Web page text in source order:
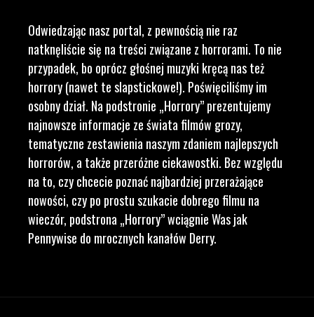
Odwiedzając nasz portal, z pewnością nie raz
natknęliście się na treści związane z horrorami. To nie
przypadek, bo oprócz głośnej muzyki kręcą nas też
horrory (nawet te slapstickowe!). Poświęciliśmy im
osobny dział. Na podstronie „Horrory” prezentujemy
najnowsze informacje ze świata filmów grozy,
tematyczne zestawienia naszym zdaniem najlepszych
horrorów, a także przeróżne ciekawostki. Bez względu
na to, czy chcecie poznać najbardziej przerażające
nowości, czy po prostu szukacie dobrego filmu na
wieczór, podstrona „Horrory” wciągnie Was jak
Pennywise do mrocznych kanałów Derry.